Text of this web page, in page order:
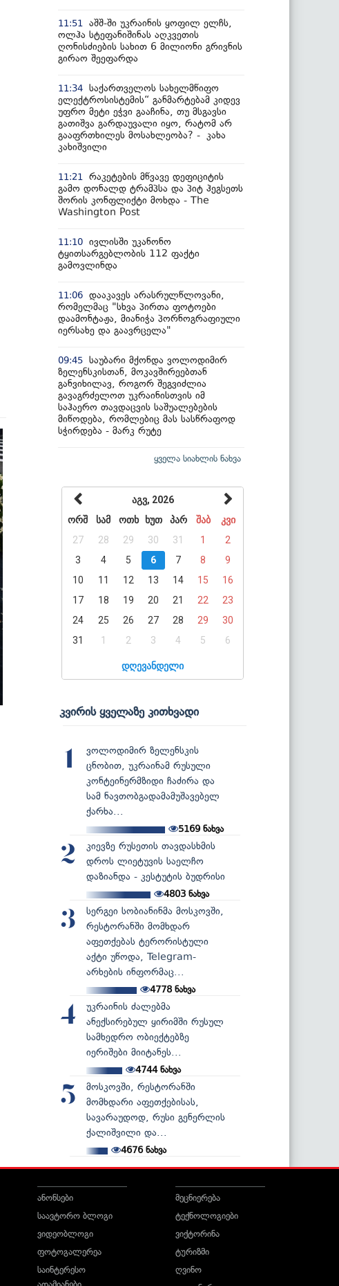
11:51
აშშ-ში უკრაინის ყოფილ ელჩს,
ოლჰა სტეფანიშინას აღკვეთის
ღონისძიების სახით 6 მილიონი გრივნის
გირაო შეეფარდა
11:34 საქართველოს სახელმწიფო
ელექტროსისტემის“ განმარტებამ კიდევ
უფრო მეტი ეჭვი გააჩინა, თუ მსგავსი
გათიშვა გარდაუვალი იყო, რატომ არ
გააფრთხილეს მოსახლეობა? - კახა
კახიშვილი
11:21
რაკეტების მწვავე დეფიციტის
გამო დონალდ ტრამპსა და პიტ ჰეგსეთს
შორის კონფლიქტი მოხდა - The
Washington Post
11:10 ივლისში უკანონო
ტყითსარგებლობის 112 ფაქტი
გამოვლინდა
11:06 დააკავეს არასრულწლოვანი,
რომელმაც "სხვა პირთა ფოტოები
დაამონტაჟა, მიანიჭა პორნოგრაფიული
იერსახე და გაავრცელა"
09:45 საუბარი მქონდა ვოლოდიმირ
ზელენსკისთან, მოკავშირეებთან
განვიხილავ, როგორ შეგვიძლია
გავაგრძელოთ უკრაინისთვის იმ
საჰაერო თავდაცვის საშუალებების
მიწოდება, რომლებიც მას სასწრაფოდ
სჭირდება - მარკ რუტე
ყველა სიახლის ნახვა
აგვ, 2026
ორშ
სამ ოთხ ხუთ პარ შაბ
კვი
27
28 29 30 31 1
2
3
4 5 6 7 8
9
10
11 12 13 14 15
16
17
18 19 20 21 22
23
24
25 26 27 28 29
30
31
1 2 3 4 5 6
დღევანდელი
კვირის ყველაზე კითხვადი
1
ვოლოდიმირ ზელენსკის
ცნობით, უკრაინამ რუსული
კონტეინერმზიდი ჩაძირა და
სამ ნავთობგადამამუშავებელ
ქარხა...
5169 ნახვა
2
კიევზე რუსეთის თავდასხმის
დროს ლიეტუვის საელჩო
დაზიანდა - კესტუტის ბუდრისი
4803 ნახვა
3
სერგეი სობიანინმა მოსკოვში,
რესტორანში მომხდარ
აფეთქებას ტერორისტული
აქტი უწოდა, Telegram-
არხების ინფორმაც...
4778ნახვა
4
უკრაინის ძალებმა
ანექსირებულ ყირიმში რუსულ
სამხედრო ობიექტებზე
იერიშები მიიტანეს...
4744ნახვა
5
მოსკოვში, რესტორანში
მომხდარი აფეთქებისას,
სავარაუდოდ, რუსი გენერლის
ქალიშვილი და...
4676ნახვა
ანონსები
საავტორო ბლოგი
ვიდეობლოგი
ფოტოგალერეა
საინტერესო
მეცნიერება
ტექნოლოგიები
ვიქტორინა
ტურიზმი
ღვინო